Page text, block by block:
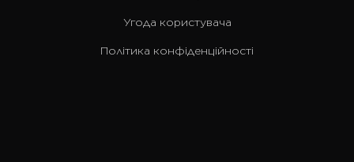
Угода користувача
Політика конфіденційності